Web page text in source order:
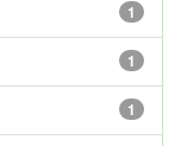
1
1
1